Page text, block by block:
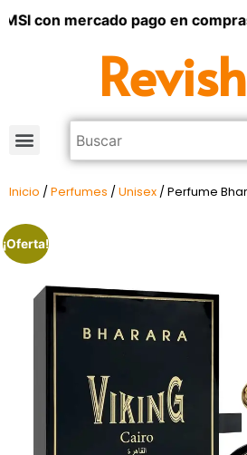
con mercado pago en
Inicio / Perfumes / Unisex / Perfume
¡Oferta!